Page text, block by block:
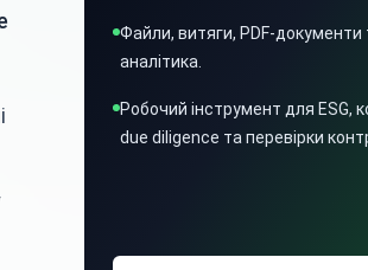
Файли, витяги, PDF-документи
аналітика.
Робочий інструмент для ESG,
due diligence та перевірки